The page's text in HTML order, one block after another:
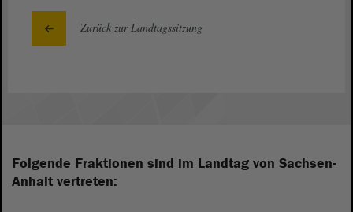
Zurück zur Landtagssitzung
Folgende Fraktionen sind im Landtag von Sachsen-
Anhalt vertreten: